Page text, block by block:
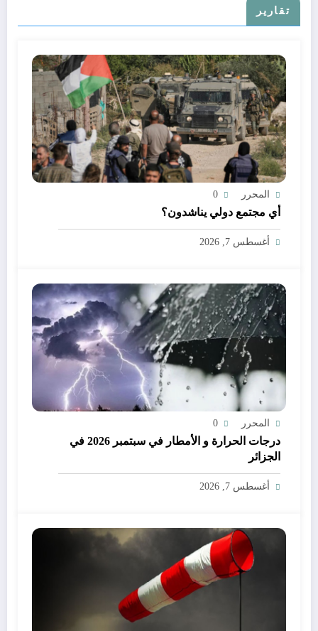
تقارير
المحرر 0
أي مجتمع دولي يناشدون؟
أغسطس 7, 2026
المحرر 0
درجات الحرارة و الأمطار في سبتمبر 2026 في
الجزائر
أغسطس 7, 2026